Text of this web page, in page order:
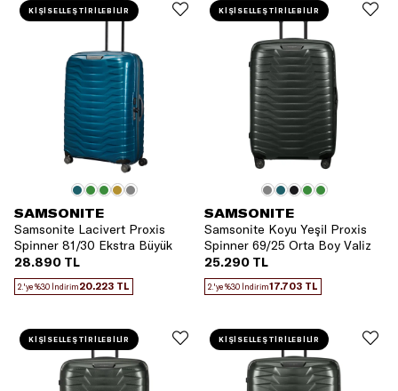
SAMSONITE
Samsonite Lacivert Proxis
Spinner 81/30 Ekstra Büyük
Boy Valiz
28.890 TL
2.'ye %30 İndirim20.223 TL
KİŞİSELLEŞTİRİLEBİLİR
SAMSONITE
Samsonite Koyu Yeşil Proxis
Spinner 69/25 Orta Boy Valiz
25.290 TL
2.'ye %30 İndirim17.703 TL
KİŞİSELLEŞTİRİLEBİLİR
KİŞİSELLEŞTİRİLEBİLİR KİŞİSELLEŞTİRİLEBİLİR